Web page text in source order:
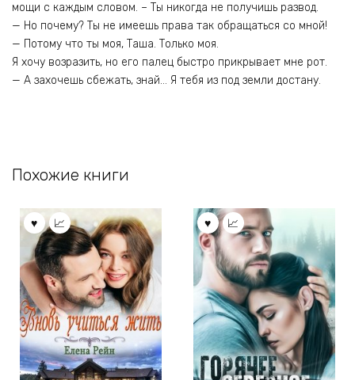
мощи с каждым словом. – Ты никогда не получишь развод.
— Но почему? Ты не имеешь права так обращаться со мной!
— Потому что ты моя, Таша. Только моя.
Я хочу возразить, но его палец быстро прикрывает мне рот.
— А захочешь сбежать, знай… Я тебя из под земли достану.
Похожие книги